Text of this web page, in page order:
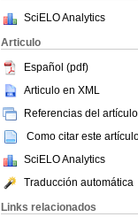
SciELO Analytics
Articulo
Español (pdf)
Articulo en XML
Referencias del artículo
Como citar este
SciELO Analytics
Traducción automática
Links relacionados